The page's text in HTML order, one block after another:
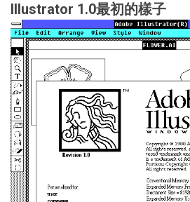
Illustrator 1.0最初的樣子